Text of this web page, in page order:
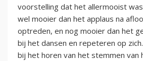
voorstelling dat het allermooist
wel mooier dan het applaus na
optreden, en nog mooier dan het
bij het dansen en repeteren op
bij het horen van het stemmen van